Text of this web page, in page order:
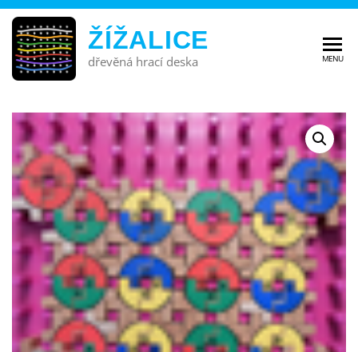
ŽÍŽALICE
dřevěná hrací deska MENU